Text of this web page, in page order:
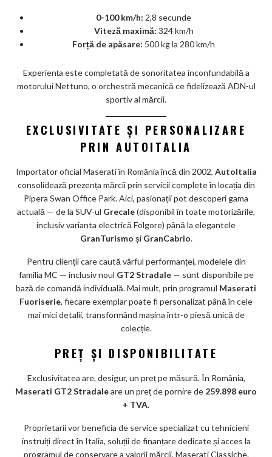
0-100 km/h: 2,8 secunde
Viteză maximă: 324 km/h
Forță de apăsare: 500 kg la 280 km/h
Experiența este completată de sonoritatea inconfundabilă a
motorului Nettuno, o orchestră mecanică ce fidelizează ADN-ul
sportiv al mărcii.
EXCLUSIVITATE ȘI PERSONALIZARE
PRIN AUTOITALIA
Importator oficial Maserati în România încă din 2002, AutoItalia
consolidează prezența mărcii prin servicii complete în locația din
Pipera Swan Office Park. Aici, pasionații pot descoperi gama
actuală — de la SUV-ul Grecale(disponibil în toate motorizările,
inclusiv varianta electrică Folgore) până la elegantele
GranTurismo și GranCabrio.
Pentru clienții care caută vârful performanței, modelele din
familia MC — inclusiv noul GT2 Stradale— sunt disponibile pe
bază de comandă individuală. Mai mult, prin programul Maserati
Fuoriserie, fiecare exemplar poate fi personalizat până în cele
mai mici detalii, transformând mașina într-o piesă unică de
colecție.
PREȚ ȘI DISPONIBILITATE
Exclusivitatea are, desigur, un preț pe măsură. În România,
Maserati GT2 Stradaleare un preț de pornire de 259.898 euro
+ TVA.
Proprietarii vor beneficia de service specializat cu tehnicieni
instruiți direct în Italia, soluții de finanțare dedicate și acces la
programul de conservare a valorii mărcii, Maserati Classiche.